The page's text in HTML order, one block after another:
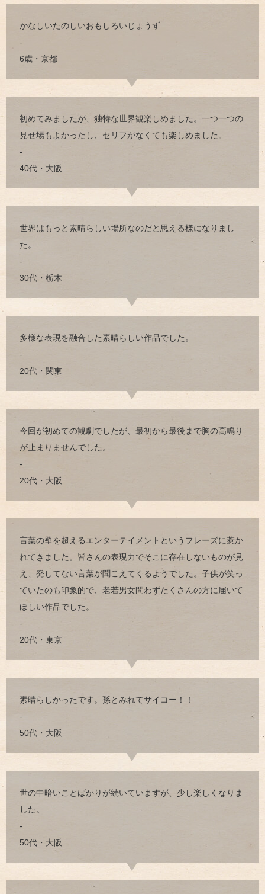
かなしいたのしいおもしろいじょうず
-
6歳・京都
初めてみましたが、独特な世界観楽しめました。一つ一つの
見せ場もよかったし、セリフがなくても楽しめました。
-
40代・大阪
世界はもっと素晴らしい場所なのだと思える様になりまし
た。
-
30代・栃木
多様な表現を融合した素晴らしい作品でした。
-
20代・関東
今回が初めての観劇でしたが、最初から最後まで胸の高鳴り
が止まりませんでした。
-
20代・大阪
言葉の壁を超えるエンターテイメントというフレーズに惹か
れてきました。皆さんの表現力でそこに存在しないものが見
え、発してない言葉が聞こえてくるようでした。子供が笑っ
ていたのも印象的で、老若男女問わずたくさんの方に届いて
ほしい作品でした。
-
20代・東京
素晴らしかったです。孫とみれてサイコー！！
-
50代・大阪
世の中暗いことばかりが続いていますが、少し楽しくなりま
した。
-
50代・大阪